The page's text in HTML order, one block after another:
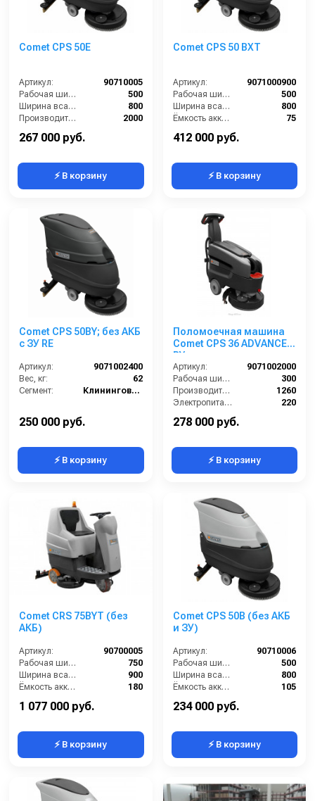
Comet CPS 50E
Артикул:
90710005
Рабочая ширина щеток (мм):
500
Ширина всасывающей балки (мм):
800
Производительность по площади (м2/ч):
2000
267 000 руб.
⚡ В корзину
Comet CPS 50 BXT
Артикул:
9071000900
Рабочая ширина щеток (мм):
500
Ширина всасывающей балки (мм):
800
Ёмкость аккумуляторов (Ач):
75
412 000 руб.
⚡ В корзину
Comet CPS 50BY; без АКБ
с ЗУ RE
Артикул:
9071002400
Вес, кг:
62
Сегмент:
Клининговое оборудование
250 000 руб.
⚡ В корзину
Поломоечная машина
Comet CPS 36 ADVANCE
BY, аккумуляторная
Артикул:
9071002000
Рабочая ширина щеток (мм):
300
Производительность по площади (м2/ч):
1260
Электропитание (В):
220
278 000 руб.
⚡ В корзину
Comet CRS 75BYT (без
АКБ)
Артикул:
90700005
Рабочая ширина щеток (мм):
750
Ширина всасывающей балки (мм):
900
Ёмкость аккумуляторов (Ач):
180
1 077 000 руб.
⚡ В корзину
Comet CPS 50B (без АКБ
и ЗУ)
Артикул:
90710006
Рабочая ширина щеток (мм):
500
Ширина всасывающей балки (мм):
800
Ёмкость аккумуляторов (Ач):
105
234 000 руб.
⚡ В корзину